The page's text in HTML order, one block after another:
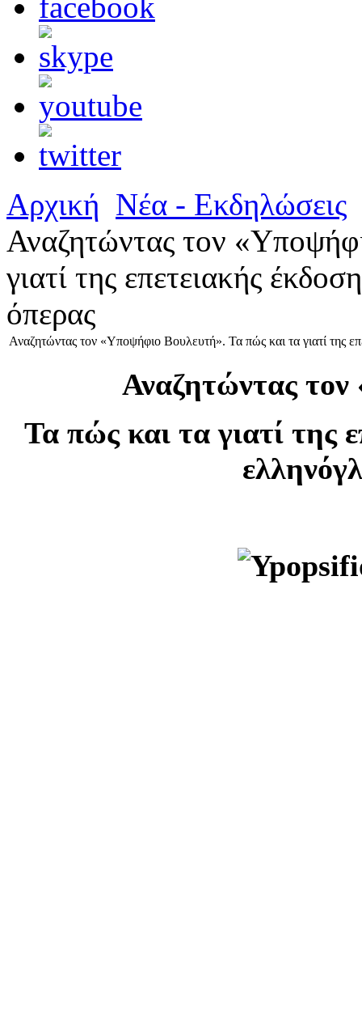
Αρχική Νέα - Εκδηλώσεις
Αναζητώντας τον
γιατί της επετειακής
όπερας
Αναζητώντας τον «Υποψήφιο Βουλευτή». Τα πώς και τα γιατί της
Αναζητώντας
Τα πώς και τα γιατί της